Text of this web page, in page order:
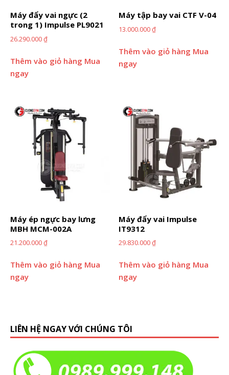
Máy đẩy vai ngực (2
trong 1) Impulse PL9021
26.290.000₫
Thêm vào giỏ hàng Mua
ngay
Máy tập bay vai CTF V-04
13.000.000₫
Thêm vào giỏ hàng Mua
ngay
Máy ép ngực bay lưng
MBH MCM-002A
21.200.000₫
Thêm vào giỏ hàng Mua
ngay
Máy đẩy vai Impulse
IT9312
29.830.000₫
Thêm vào giỏ hàng Mua
ngay
LIÊN HỆ NGAY VỚI CHÚNG TÔI